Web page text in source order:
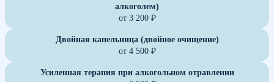
алкоголем)
от 3 200 ₽
Двойная капельница (двойное очищение)
от 4 500 ₽
Усиленная терапия при алкогольном отравлении